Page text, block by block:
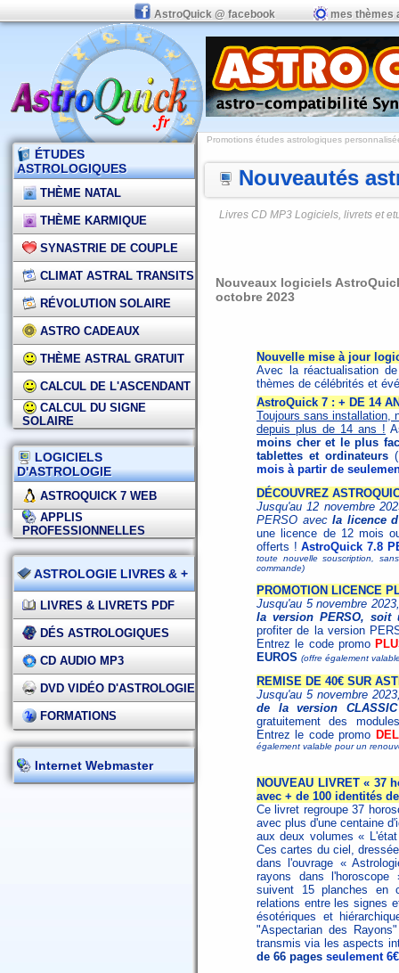
AstroQuick @ facebook mes thèmes
ÉTUDES
ASTROLOGIQUES
THÈME NATAL
THÈME KARMIQUE
SYNASTRIE DE COUPLE
CLIMAT ASTRAL TRANSITS
RÉVOLUTION SOLAIRE
ASTRO CADEAUX
THÈME ASTRAL GRATUIT
CALCUL DE L'ASCENDANT
CALCUL DU SIGNE
SOLAIRE
LOGICIELS
D'ASTROLOGIE
ASTROQUICK 7 WEB
APPLIS
PROFESSIONNELLES
ASTROLOGIE LIVRES & +
LIVRES & LIVRETS PDF
DÉS ASTROLOGIQUES
CD AUDIO MP3
DVD VIDÉO D'ASTROLOGIE
FORMATIONS
Internet Webmaster
Promotions études astrologiques
Nouveautés
Livres CD MP3 Logiciels, livrets et
Nouveaux logiciels
octobre 2023
Nouvelle mise à jour
Avec la réactualisation
thèmes de célébrités et
AstroQuick 7 : + DE 14
Toujours sans installation,
depuis plus de 14 ans !
moins cher et le plus
tablettes et ordinateurs
mois à partir de
DÉCOUVREZ
Jusqu'au 12 novembre
PERSO avec la licence
une licence de 12 mois
offerts !AstroQuick 7.8
toute nouvelle souscription,
commande)
PROMOTION LICENCE
Jusqu'au 5 novembre
la version PERSO, soit
profiter de la version
Entrez le code promo
EUROS (offre également
REMISE DE 40€ SUR
Jusqu'au 5 novembre
de la version CLASSIC
gratuitement des
Entrez le code promo
également valable pour un
NOUVEAU LIVRET « 37
avec + de 100 identités
Ce livret regroupe 37
avec plus d'une centaine
aux deux volumes «
Ces cartes du ciel,
dans l'ouvrage «
rayons dans
suivent 15 planches en
relations entre les signes
ésotériques et
"Aspectarian des
transmis via les aspects
de 66 pages seulement 6€